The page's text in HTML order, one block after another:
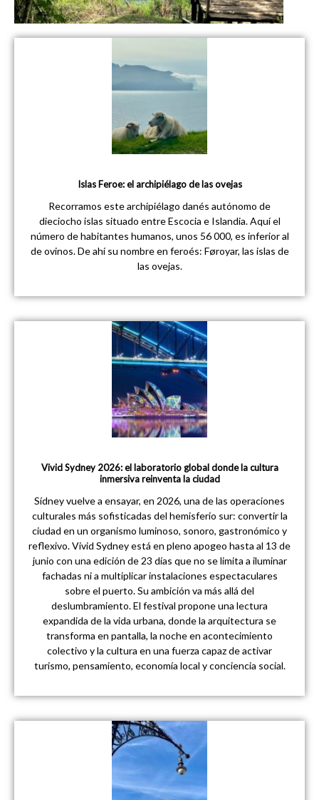
Islas Feroe: el archipiélago de las ovejas
Recorramos este archipiélago danés autónomo de
dieciocho islas situado entre Escocia e Islandia. Aquí el
número de habitantes humanos, unos 56 000, es inferior al
de ovinos. De ahí su nombre en feroés: Føroyar, las islas de
las ovejas.
Vivid Sydney 2026: el laboratorio global donde la cultura
inmersiva reinventa la ciudad
Sídney vuelve a ensayar, en 2026, una de las operaciones
culturales más sofisticadas del hemisferio sur: convertir la
ciudad en un organismo luminoso, sonoro, gastronómico y
reflexivo. Vivid Sydney está en pleno apogeo hasta al 13 de
junio con una edición de 23 días que no se limita a iluminar
fachadas ni a multiplicar instalaciones espectaculares
sobre el puerto. Su ambición va más allá del
deslumbramiento. El festival propone una lectura
expandida de la vida urbana, donde la arquitectura se
transforma en pantalla, la noche en acontecimiento
colectivo y la cultura en una fuerza capaz de activar
turismo, pensamiento, economía local y conciencia social.